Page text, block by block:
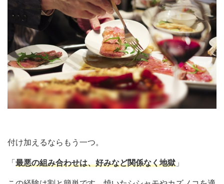
付け加えるならもう一つ。
「 最悪の組み合わせは、好みなど関係なく地獄 」